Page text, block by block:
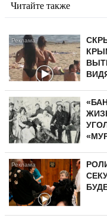
Читайте также